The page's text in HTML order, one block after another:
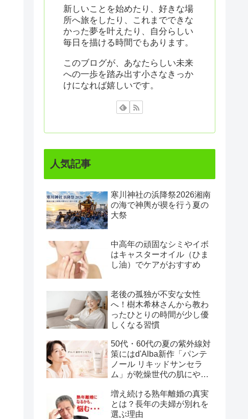
新しいことを始めたり、好きな場
所へ旅をしたり、これまでできな
かった夢を叶えたり、自分らしい
毎日を描ける時間でもあります。
このブログが、あなたらしい未来
への一歩を踏み出す小さなきっか
けになれば嬉しいです。
人気記事
寒川神社の浜降祭2026湘南
の海で神輿が禊を行う夏の
大祭
中高年の頑固なシミやイボ
はキャスターオイル（ひま
し油）でケアがおすすめ
老後の孤独が不安な女性
へ！樹木希林さんから教わ
ったひとりの時間が少し優
しくなる習慣
50代・60代の夏の紫外線対
策にはd'Alba新作「パンテ
ノール リキッドサンセラ
ム」が乾燥世代の肌にやさ
増え続ける熟年離婚の真実
とは？長年の夫婦が別れを
選ぶ理由